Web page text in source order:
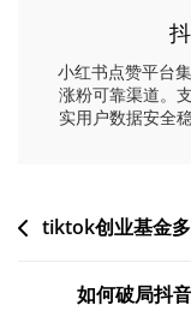
小红书点赞平台
涨粉可靠渠道。
实用户数据安全
文tiktok创业基金
如何破局抖